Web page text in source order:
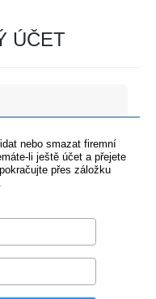
ÚČET
nebo smazat firemní
li ještě účet a přejete
přes záložku
.